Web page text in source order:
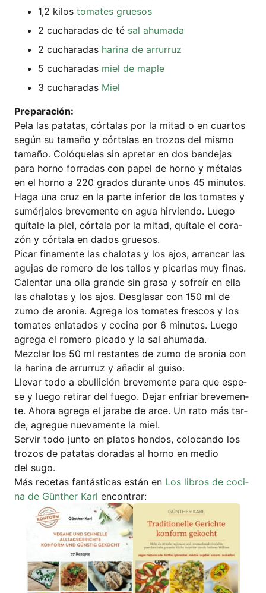
1,2 kilos toma­tes grue­sos
2 cucha­ra­das de té sal ahu­ma­da
2 cucha­ra­das hari­na de arrurruz
5 cucha­ra­das miel de maple
3 cucha­ra­das Miel
Pre­pa­ra­ción:
Pela las pata­tas, cór­ta­l­as por la mit­ad o en cuar­tos
según su tama­ño y cór­ta­l­as en tro­zos del mis­mo
tama­ño. Coló­que­las sin apre­tar en dos ban­de­jas
para hor­no for­ra­das con papel de hor­no y méta­l­as
en el hor­no a 220 gra­dos duran­te unos 45 minutos.
Haga una cruz en la par­te infe­ri­or de los toma­tes y
sumérja­los bre­ve­men­te en agua hir­vi­en­do. Lue­go
quí­ta­le la piel, cór­ta­la por la mit­ad, quí­ta­le el cora­
zón y cór­ta­la en dados grue­sos.
Picar fina­men­te las cha­lo­tas y los ajos, arran­car las
agu­jas de rome­ro de los tal­los y picar­las muy finas.
Calen­tar una olla gran­de sin grasa y sofreír en ella
las cha­lo­tas y los ajos. Des­glasar con 150 ml de
zumo de aro­nia. Agre­ga los toma­tes fres­cos y los
toma­tes enla­ta­dos y coci­na por 6 minu­tos. Lue­go
agre­ga el rome­ro pica­do y la sal ahumada.
Mez­clar los 50 ml restan­tes de zumo de aro­nia con
la hari­na de arr­ur­ruz y aña­dir al gui­so.
Lle­var todo a ebul­li­ción bre­ve­men­te para que espe­
se y lue­go retirar del fue­go. Dejar enfri­ar bre­ve­men­
te. Aho­ra agre­ga el jara­be de arce. Un rato más tar­
de, agre­gue nue­va­men­te la miel.
Ser­vir todo jun­to en pla­tos hon­dos, colo­can­do los
tro­zos de pata­tas dora­das al hor­no en medio
del sugo.
Más rece­tas fan­tá­sti­cas están en Los libros de coci­
na de Gün­ther Karl encontrar: